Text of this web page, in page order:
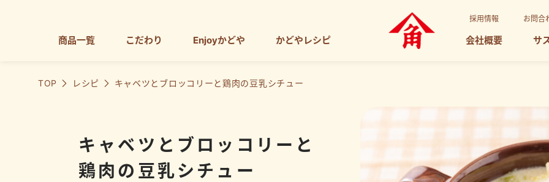
商品一覧 こだわり Enjoyかどや かどやレシピ 会社概要 サ
採用情報 お問合
TOP レシピ キャベツとブロッコリーと鶏肉の豆乳シチュー
キャベツとブロッコリーと
鶏肉の豆乳シチュー